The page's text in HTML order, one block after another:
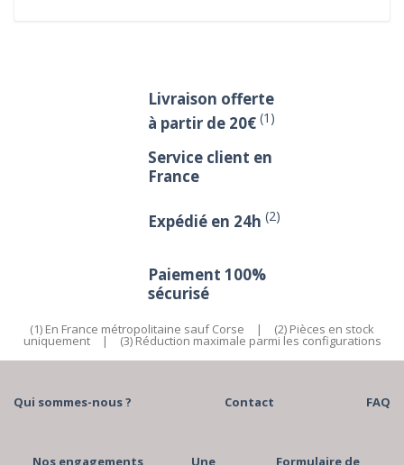
Livraison offerte
à partir de 20€ (1)
Service client en
France
Expédié en 24h (2)
Paiement 100%
sécurisé
(1) En France métropolitaine sauf Corse | (2) Pièces en stock
uniquement | (3) Réduction maximale parmi les configurations
Qui sommes-nous ? Contact FAQ
Nos engagements Une Formulaire de